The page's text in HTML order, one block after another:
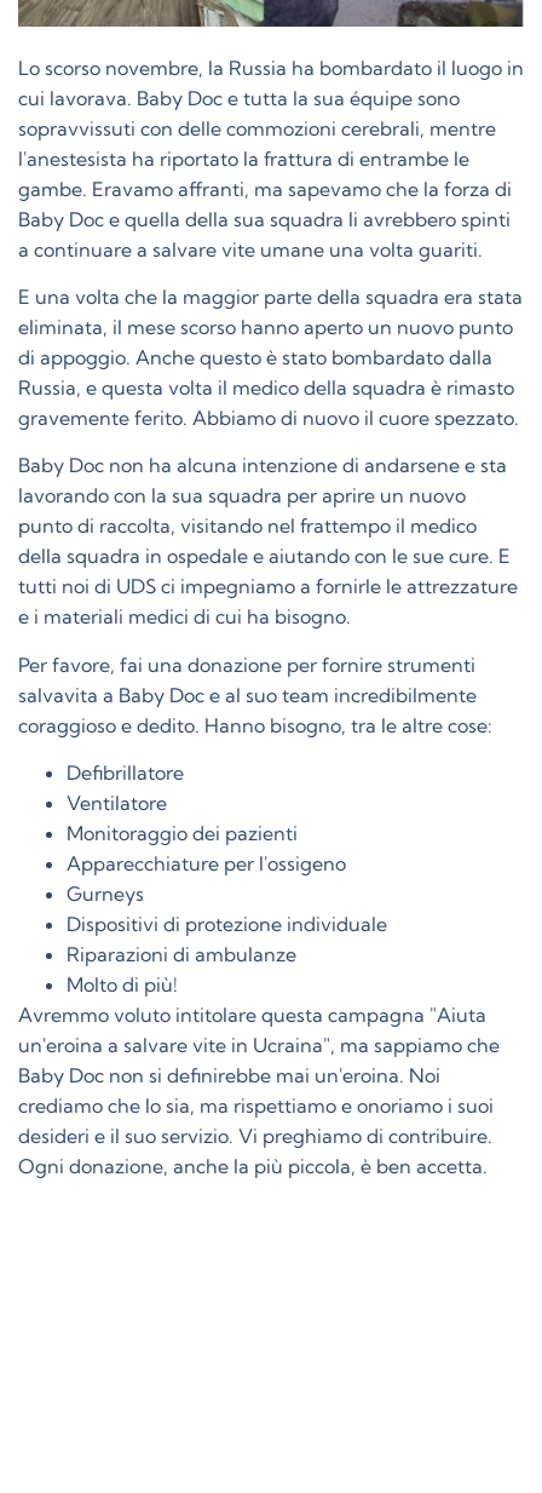
Lo scorso novembre, la Russia ha bombardato il luogo in
cui lavorava. Baby Doc e tutta la sua équipe sono
sopravvissuti con delle commozioni cerebrali, mentre
l'anestesista ha riportato la frattura di entrambe le
gambe. Eravamo affranti, ma sapevamo che la forza di
Baby Doc e quella della sua squadra li avrebbero spinti
a continuare a salvare vite umane una volta guariti.
E una volta che la maggior parte della squadra era stata
eliminata, il mese scorso hanno aperto un nuovo punto
di appoggio. Anche questo è stato bombardato dalla
Russia, e questa volta il medico della squadra è rimasto
gravemente ferito. Abbiamo di nuovo il cuore spezzato.
Baby Doc non ha alcuna intenzione di andarsene e sta
lavorando con la sua squadra per aprire un nuovo
punto di raccolta, visitando nel frattempo il medico
della squadra in ospedale e aiutando con le sue cure. E
tutti noi di UDS ci impegniamo a fornirle le attrezzature
e i materiali medici di cui ha bisogno.
Per favore, fai una donazione per fornire strumenti
salvavita a Baby Doc e al suo team incredibilmente
coraggioso e dedito. Hanno bisogno, tra le altre cose:
Defibrillatore
Ventilatore
Monitoraggio dei pazienti
Apparecchiature per l'ossigeno
Gurneys
Dispositivi di protezione individuale
Riparazioni di ambulanze
Molto di più!
Avremmo voluto intitolare questa campagna "Aiuta
un'eroina a salvare vite in Ucraina", ma sappiamo che
Baby Doc non si definirebbe mai un'eroina. Noi
crediamo che lo sia, ma rispettiamo e onoriamo i suoi
desideri e il suo servizio. Vi preghiamo di contribuire.
Ogni donazione, anche la più piccola, è ben accetta.